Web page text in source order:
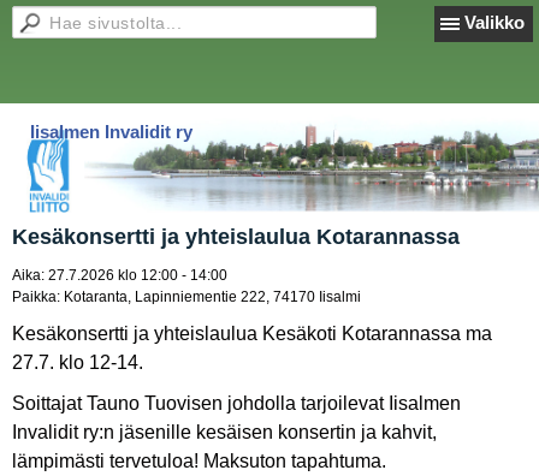
Valikko
Iisalmen Invalidit ry
Kesäkonsertti ja yhteislaulua Kotarannassa
Aika: 27.7.2026 klo 12:00 - 14:00
Paikka: Kotaranta, Lapinniementie 222, 74170 Iisalmi
Kesäkonsertti ja yhteislaulua Kesäkoti Kotarannassa ma
27.7. klo 12-14.
Soittajat Tauno Tuovisen johdolla tarjoilevat Iisalmen
Invalidit ry:n jäsenille kesäisen konsertin ja kahvit,
lämpimästi tervetuloa! Maksuton tapahtuma.